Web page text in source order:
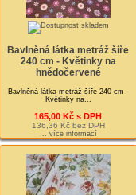
Bavlněná látka metráž šíře
240 cm - Květinky na
hnědočervené
Bavlněná látka metráž šíře 240 cm -
Květinky na...
165,00 Kč s DPH
136,36 Kč bez DPH
... více informací